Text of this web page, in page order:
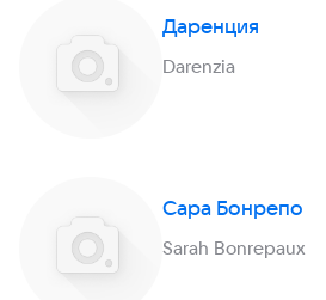
Даренция
Darenzia
Сара Бонрепо
Sarah Bonrepaux